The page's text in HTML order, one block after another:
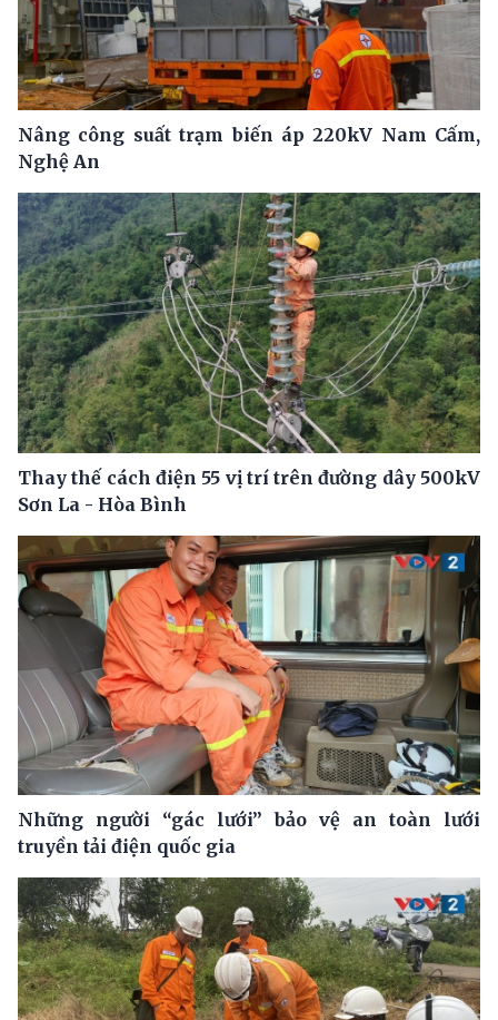
Nâng công suất trạm biến áp 220kV Nam Cấm,
Nghệ An
Thay thế cách điện 55 vị trí trên đường dây 500kV
Sơn La - Hòa Bình
Những người “gác lưới” bảo vệ an toàn lưới
truyền tải điện quốc gia